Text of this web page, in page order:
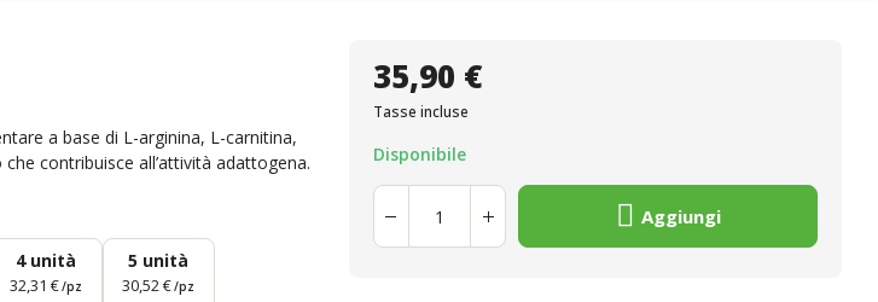
a base di L-arginina, L-carnitina,
contribuisce all’attività adattogena.
4 unità
32,31 €/pz
5 unità
30,52 €/pz
35,90 €
Tasse incluse
Disponibile
Aggiungi